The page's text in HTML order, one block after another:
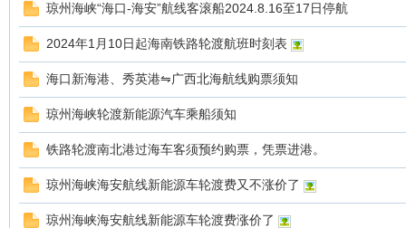
琼州海峡“海口-海安”航线客滚船2024.8.16至17日停航
2024年1月10日起海南铁路轮渡航班时刻表
海口新海港、秀英港⇋广西北海航线购票须知
琼州海峡轮渡新能源汽车乘船须知
铁路轮渡南北港过海车客须预约购票，凭票进港。
琼州海峡海安航线新能源车轮渡费又不涨价了
琼州海峡海安航线新能源车轮渡费涨价了